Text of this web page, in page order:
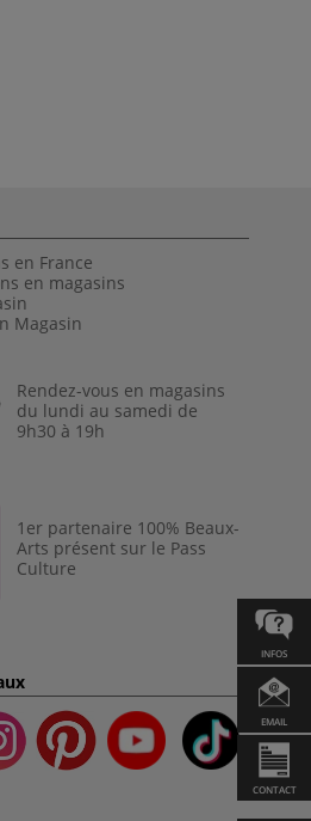
INFOS
EMAIL
CONTACT
en France
en magasins
Magasin
Rendez-vous en magasins
du lundi au samedi de
9h30 à 19h
1er partenaire 100% Beaux-
Arts présent sur le Pass
Culture